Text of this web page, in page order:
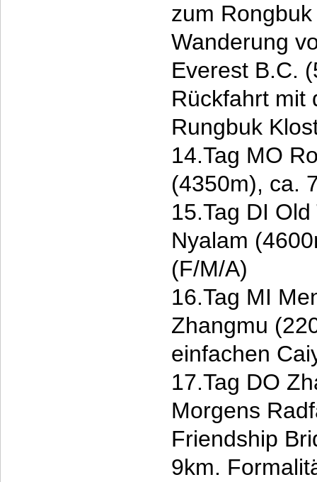
zum
Wanderung
Everest B.C.
Rückfahrt mit
Rungbuk
14.Tag MO
(4350m), ca.
15.Tag DI
Nyalam
(F/M/A)
16.Tag MI
Zhangmu
einfachen
17.Tag DO
Morgens
Friendship
9km.